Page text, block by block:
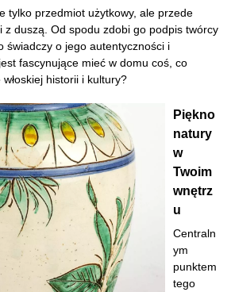
tylko przedmiot użytkowy, ale przede
z duszą. Od spodu zdobi go podpis twórcy
świadczy o jego autentyczności i
fascynujące mieć w domu coś, co
historii i kultury?
Piękno
natury
w
Twoim
wnętrz
u
Centraln
ym
punktem
tego